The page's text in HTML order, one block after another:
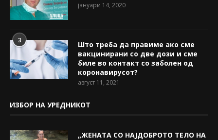
јануари 14, 2020
3
Што треба да правиме ако сме
вакцинирани со две дози и сме
биле во контакт со заболен од
коронавирусот?
август 11, 2021
ИЗБОР НА УРЕДНИКОТ
„ЖЕНАТА СО НАЈДОБРОТО ТЕЛО НА